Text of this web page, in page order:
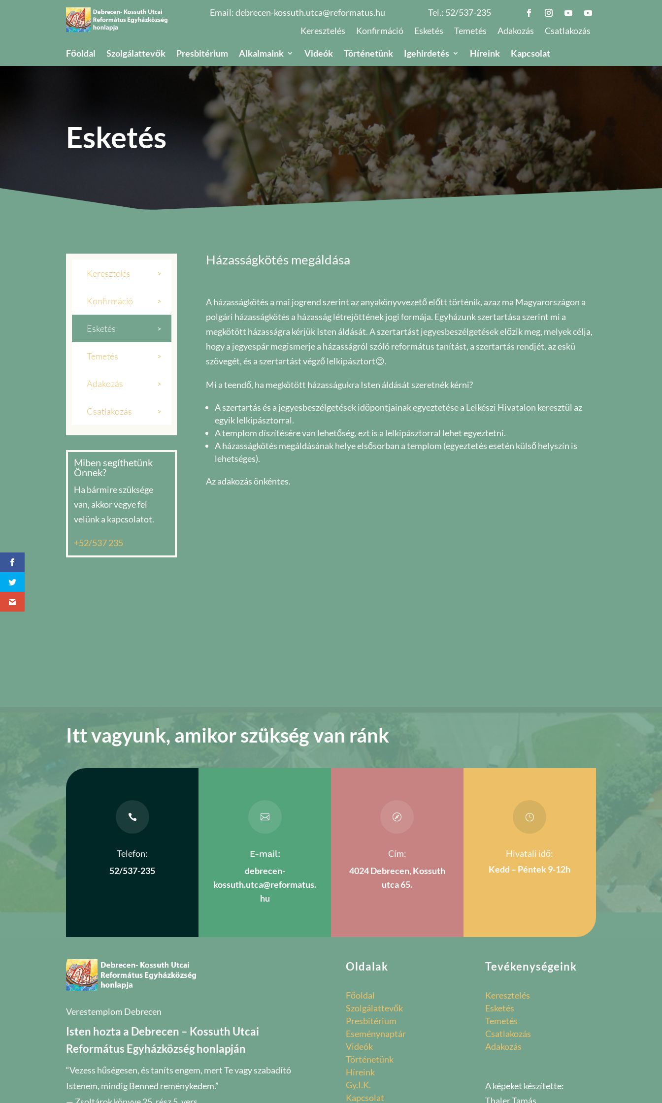
Email:debrecen-kossuth.utca@reformatus.hu Tel.: 52/537-235
Keresztelés
Konfirmáció Esketés Temetés Adakozás Csatlakozás
Főoldal Szolgálattevők Presbitérium Alkalmaink Videók Történetünk Igehirdetés Híreink Kapcsolat
Esketés
Keresztelés
Konfirmáció
Esketés
Temetés
Adakozás
Csatlakozás
Miben segíthetünk
Önnek?
Ha bármire szüksége
van, akkor vegye fel
velünk a kapcsolatot.
+52/537 235
Házasságkötés megáldása
A házasságkötés a mai jogrend szerint az anyakönyvvezető előtt történik, azaz ma Magyarországon a
polgári házasságkötés a házasság létrejöttének jogi formája. Egyházunk szertartása szerint mi a
megkötött házasságra kérjük Isten áldását. A szertartást jegyesbeszélgetések előzik meg, melyek célja,
hogy a jegyespár megismerje a házasságról szóló református tanítást, a szertartás rendjét, az eskü
szövegét, és a szertartást végző lelkipásztort😊.
Mi a teendő, ha megkötött házasságukra Isten áldását szeretnék kérni?
A szertartás és a jegyesbeszélgetések időpontjainak egyeztetése a Lelkészi Hivatalon keresztül az
egyik lelkipásztorral.
A templom díszítésére van lehetőség, ezt is a lelkipásztorral lehet egyeztetni.
A házasságkötés megáldásának helye elsősorban a templom (egyeztetés esetén külső helyszín is
lehetséges).
Az adakozás önkéntes.
Itt vagyunk, amikor szükség van ránk

Telefon:
52/537-235

E-mail:
debrecen-
kossuth.utca@reformatus.
hu

Cím:
4024 Debrecen, Kossuth
utca 65.
}
Hivatali idő:
Kedd – Péntek 9-12h
Verestemplom Debrecen
Isten hozta a Debrecen – Kossuth Utcai
Református Egyházközség honlapján
“Vezess hűségesen, és taníts engem, mert Te vagy szabadító
Istenem, mindig Benned reménykedem.”
Oldalak
Főoldal
Szolgálattevők
Presbitérium
Eseménynaptár
Videók
Történetünk
Híreink
Gy.I.K.
Kapcsolat
Tevékenységeink
Keresztelés
Esketés
Temetés
Csatlakozás
Adakozás
A képeket készítette:
Thaler Tamás